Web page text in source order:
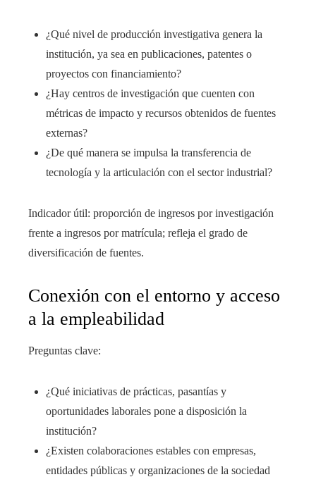
¿Qué nivel de producción investigativa genera la
institución, ya sea en publicaciones, patentes o
proyectos con financiamiento?
¿Hay centros de investigación que cuenten con
métricas de impacto y recursos obtenidos de fuentes
externas?
¿De qué manera se impulsa la transferencia de
tecnología y la articulación con el sector industrial?
Indicador útil: proporción de ingresos por investigación
frente a ingresos por matrícula; refleja el grado de
diversificación de fuentes.
Conexión con el entorno y acceso
a la empleabilidad
Preguntas clave:
¿Qué iniciativas de prácticas, pasantías y
oportunidades laborales pone a disposición la
institución?
¿Existen colaboraciones estables con empresas,
entidades públicas y organizaciones de la sociedad